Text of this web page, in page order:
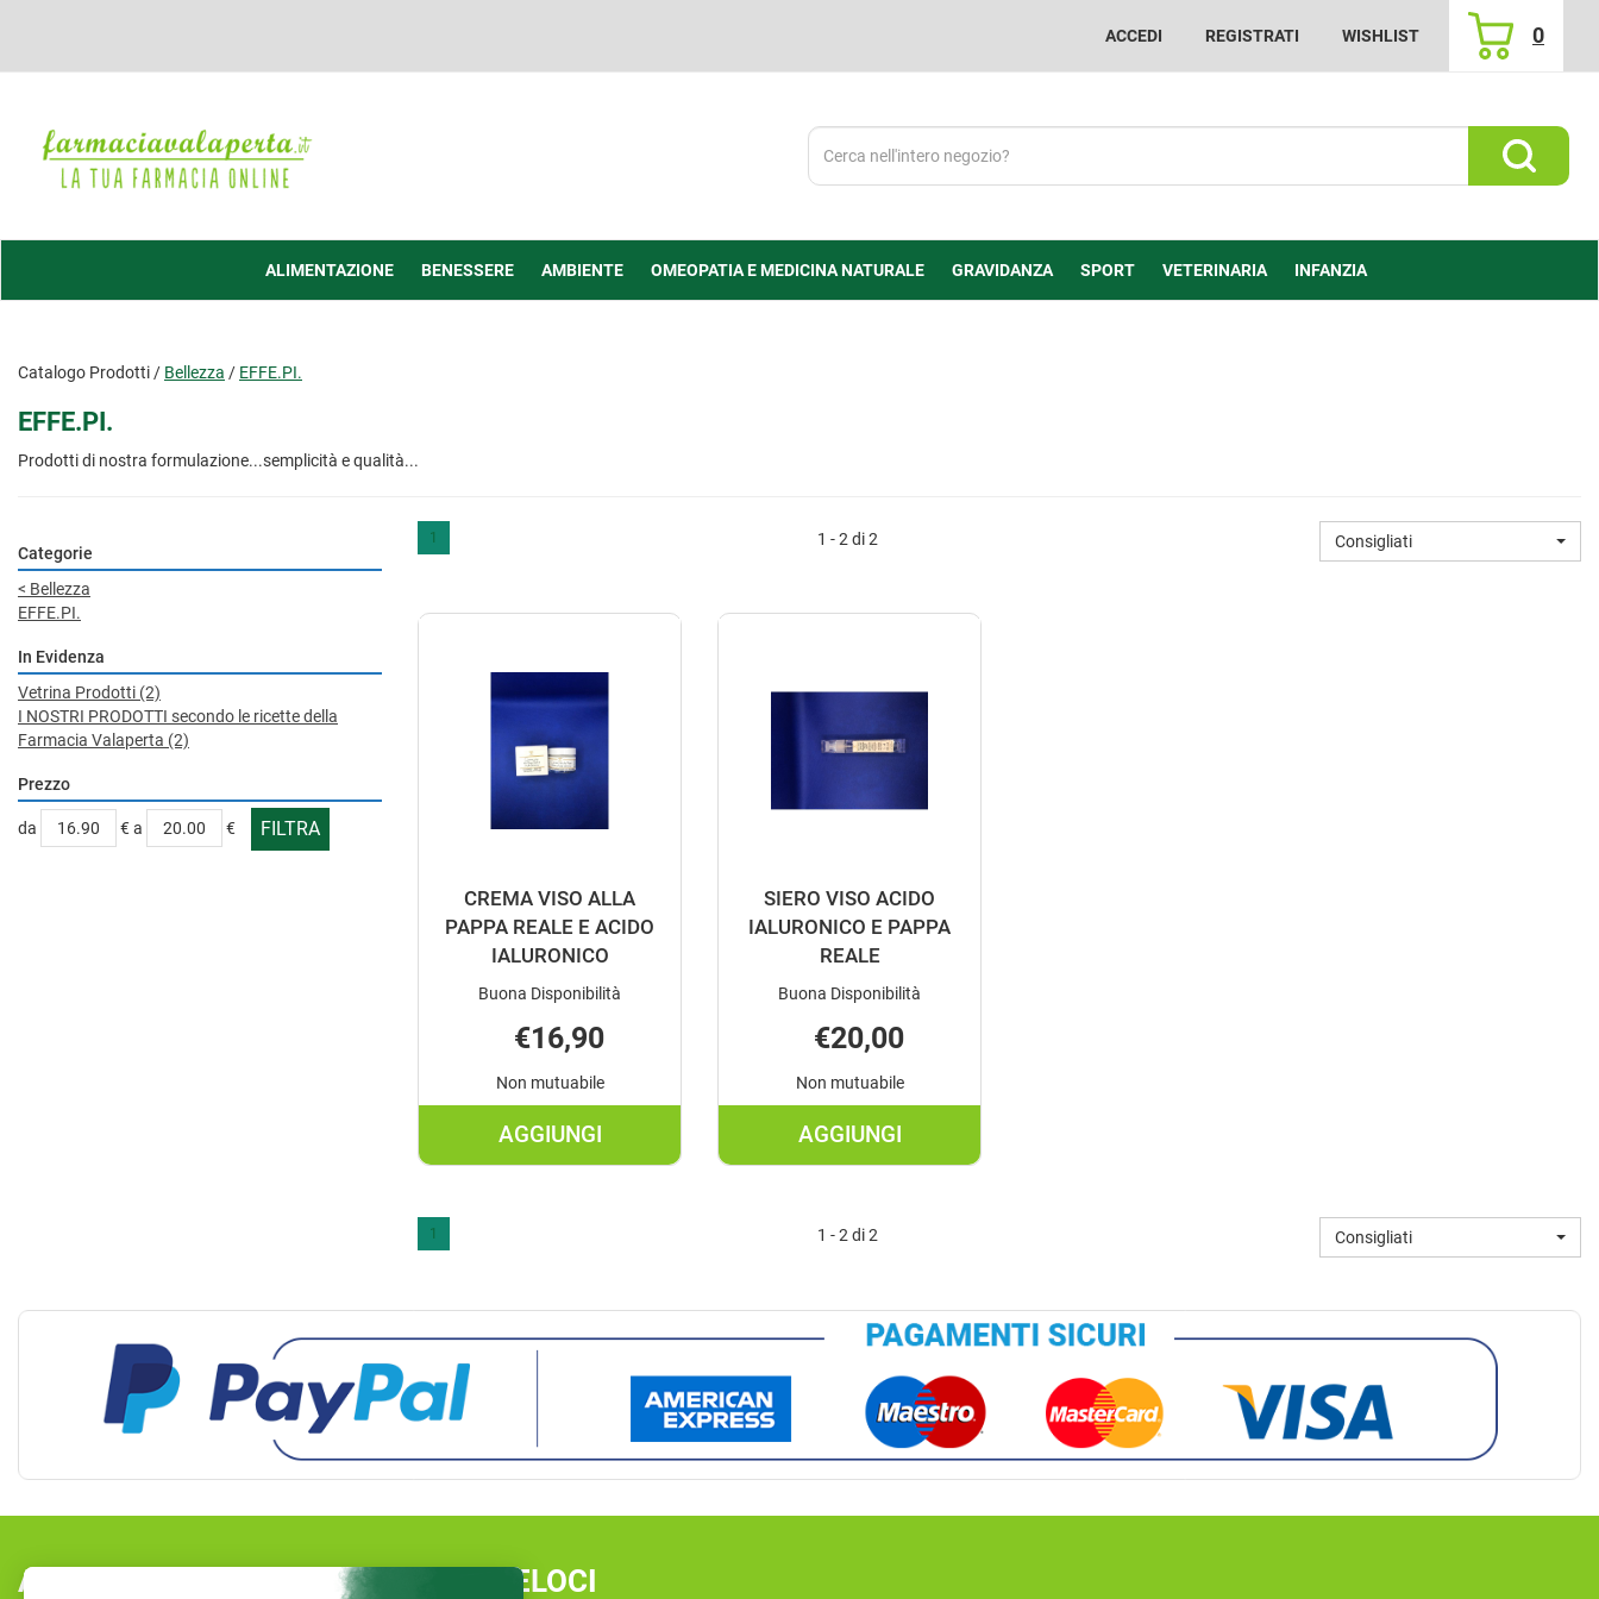
ACCEDI REGISTRATI WISHLIST 0
ARTICOLI
INSERITI
Valaperta
Cerca
Prodotto
Cerca
ALIMENTAZIONE BENESSERE AMBIENTE OMEOPATIA E MEDICINA NATURALE GRAVIDANZA SPORT VETERINARIA INFANZIA
Catalogo Prodotti / Bellezza / EFFE.PI.
EFFE.PI.
Prodotti di nostra formulazione...semplicità e qualità...
Categorie
< Bellezza
EFFE.PI.
In Evidenza
Vetrina Prodotti (2)
I NOSTRI PRODOTTI secondo le ricette della
Farmacia Valaperta (2)
Prezzo
filtra
da €
filtra
a €
1 1 - 2 di 2 Consigliati
CREMA VISO ALLA
PAPPA REALE E ACIDO
IALURONICO
Buona Disponibilità
€16,90
Non mutuabile
AGGIUNGI
AGGIUNGI CREMA
E
ACIDO
IALURONICO AL
CARRELLO
SIERO VISO ACIDO
IALURONICO E PAPPA
REALE
Buona Disponibilità
€20,00
Non mutuabile
AGGIUNGI
AGGIUNGI SIERO
IALURONICO
PAPPA
REALE AL
CARRELLO
1 1 - 2 di 2 Consigliati
AREA UTENTE LINK VELOCI